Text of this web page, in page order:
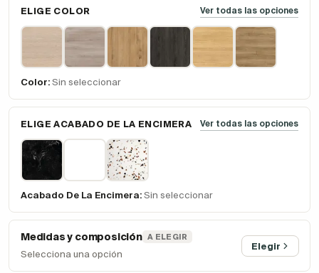
ELIGE COLOR Ver todas las opciones
Color: Sin seleccionar
ELIGE ACABADO DE LA ENCIMERA Ver todas las opciones
Acabado De La Encimera: Sin seleccionar
Medidas y composición A ELEGIR
Selecciona una opción
Elegir